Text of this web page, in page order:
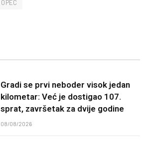
OPEC
Gradi se prvi neboder visok jedan
kilometar: Već je dostigao 107.
sprat, završetak za dvije godine
08/08/2026